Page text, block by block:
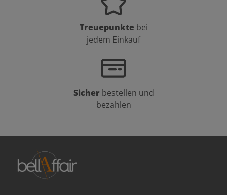
Treuepunkte bei
jedem Einkauf
Sicher bestellen und
bezahlen